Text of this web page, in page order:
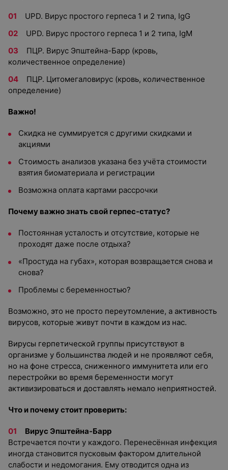
UPD. Вирус простого герпеса 1 и 2 типа, IgG
UPD. Вирус простого герпеса 1 и 2 типа, IgM
ПЦР. Вирус Эпштейна-Барр (кровь,
количественное определение)
ПЦР. Цитомегаловирус (кровь, количественное
определение)
Важно!
Скидка не суммируется с другими скидками и
акциями
Стоимость анализов указана без учёта стоимости
взятия биоматериала и регистрации
Возможна оплата картами рассрочки
Почему важно знать свой герпес-статус?
Постоянная усталость и отсутствие, которые не
проходят даже после отдыха?
«Простуда на губах», которая возвращается снова и
снова?
Проблемы с беременностью?
Возможно, это не просто переутомление, а активность
вирусов, которые живут почти в каждом из нас.
Вирусы герпетической группы присутствуют в
организме у большинства людей и не проявляют себя,
но на фоне стресса, сниженного иммунитета или его
перестройки во время беременности могут
активизироваться и доставлять немало неприятностей.
Что и почему стоит проверить:
Вирус Эпштейна-Барр
Встречается почти у каждого. Перенесённая инфекция
иногда становится пусковым фактором длительной
слабости и недомогания. Ему отводится одна из